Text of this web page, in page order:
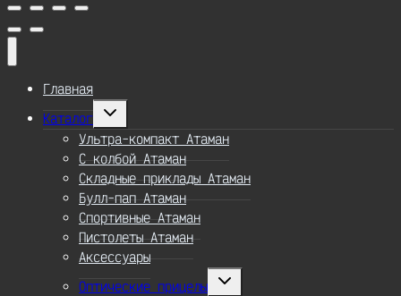
Главная
Каталог
Переключить
меню
Ультра-компакт Атаман
С колбой Атаман
Складные приклады Атаман
Булл-пап Атаман
Спортивные Атаман
Пистолеты Атаман
Аксессуары
Оптические прицелы
Переключить